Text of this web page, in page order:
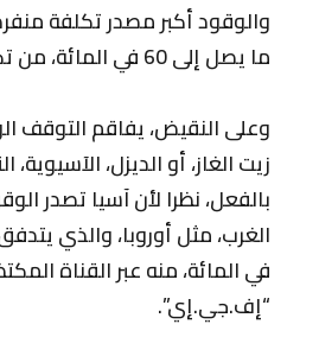
والوقود أكبر مصدر تكلفة
ما يصل إلى 60 في المائة، من تكاليف التشغيل.
وعلى النقيض، يفاقم التوقف
زيت الغاز، أو الديزل،
بالفعل، نظرا لأن آسيا تصدر
“إف.جي.إي”.